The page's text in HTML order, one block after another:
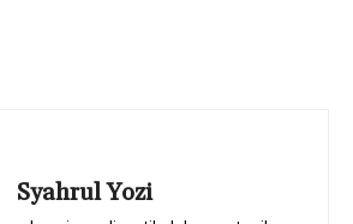
Syahrul Yozi